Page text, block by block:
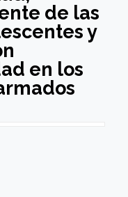
de las
y
en los